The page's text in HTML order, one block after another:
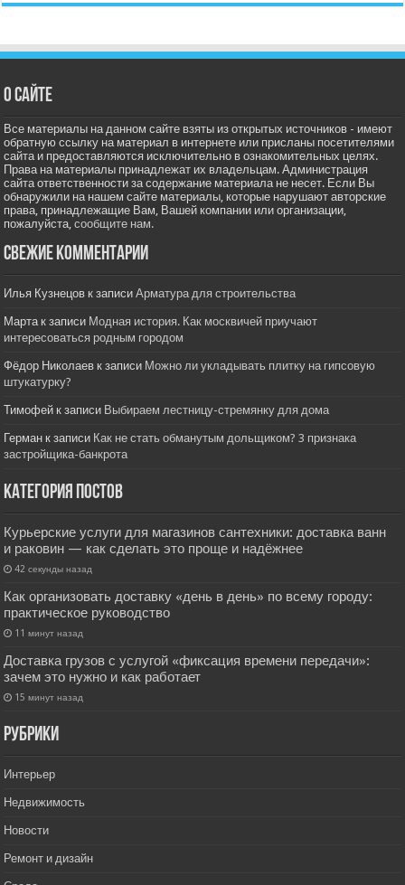
О сайте
Все материалы на данном сайте взяты из открытых источников - имеют
обратную ссылку на материал в интернете или присланы посетителями
сайта и предоставляются исключительно в ознакомительных целях.
Права на материалы принадлежат их владельцам. Администрация
сайта ответственности за содержание материала не несет. Если Вы
обнаружили на нашем сайте материалы, которые нарушают авторские
права, принадлежащие Вам, Вашей компании или организации,
пожалуйста,сообщите нам.
Свежие комментарии
Илья Кузнецов к записиАрматура для строительства
Мартак записи Модная история. Как москвичей приучают
интересоваться родным городом
Фёдор Николаев к записи Можно ли укладывать плитку на гипсовую
штукатурку?
Тимофей к записи Выбираем лестницу-стремянку для дома
Герман к записи Как не стать обманутым дольщиком? 3 признака
застройщика-банкрота
Категория постов
Курьерские услуги для магазинов сантехники: доставка ванн
и раковин — как сделать это проще и надёжнее
42 секунды назад
Как организовать доставку «день в день» по всему городу:
практическое руководство
11 минут назад
Доставка грузов с услугой «фиксация времени передачи»:
зачем это нужно и как работает
15 минут назад
РУбрики
Интерьер
Недвижимость
Новости
Ремонт и дизайн